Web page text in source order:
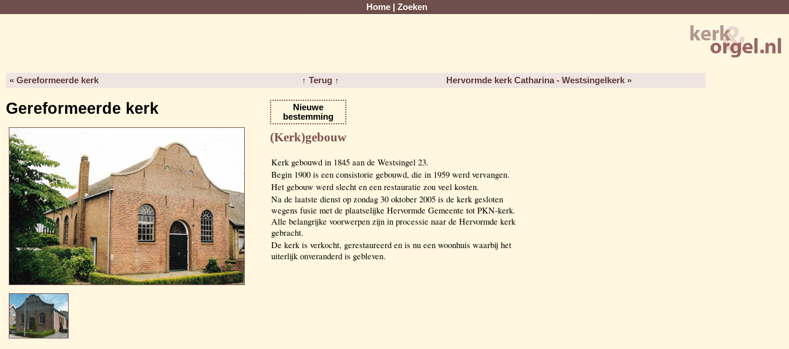
Home Zoeken
« Gereformeerde kerk ↑ Terug ↑ Hervormde kerk Catharina - Westsingelkerk »
Gereformeerde kerk
Nieuwe
bestemming
(Kerk)gebouw
Kerk gebouwd in 1845 aan de Westsingel 23.
Begin 1900 is een consistorie gebouwd, die in 1959 werd vervangen.
Het gebouw werd slecht en een restauratie zou veel kosten.
Na de laatste dienst op zondag 30 oktober 2005 is de kerk gesloten
wegens fusie met de plaatselijke Hervormde Gemeente tot PKN-kerk.
Alle belangrijke voorwerpen zijn in processie naar de Hervormde kerk
gebracht.
De kerk is verkocht, gerestaureerd en is nu een woonhuis waarbij het
uiterlijk onveranderd is gebleven.